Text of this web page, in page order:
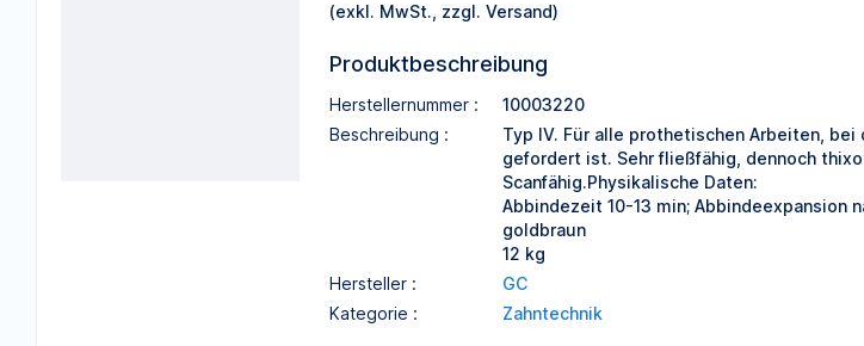
(exkl. MwSt., zzgl. Versand)
Produktbeschreibung
Herstellernummer :
10003220
Beschreibung :
Typ IV. Für alle prothetischen Arbeiten,
gefordert ist. Sehr fließfähig, dennoch
Scanfähig.Physikalische Daten:
Abbindezeit 10-13 min; Abbindeexpansion
goldbraun
12 kg
Hersteller :
GC
Kategorie :
Zahntechnik